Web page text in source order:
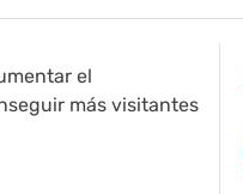
el
más visitantes